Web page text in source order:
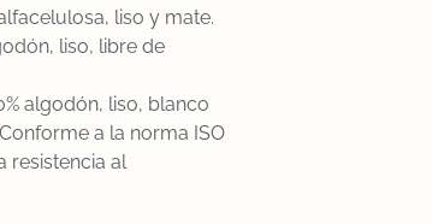
liso y mate.
liso, libre de
algodón, liso, blanco
a la norma ISO
resistencia al